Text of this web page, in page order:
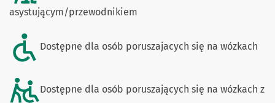
asystującym/przewodnikiem
Dostępne dla osób poruszajacych się na wózkach
Dostępne dla osób poruszających się na wózkach z